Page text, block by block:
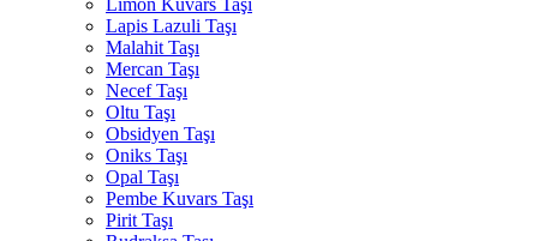
Limon Kuvars Taşı
Lapis Lazuli Taşı
Malahit Taşı
Mercan Taşı
Necef Taşı
Oltu Taşı
Obsidyen Taşı
Oniks Taşı
Opal Taşı
Pembe Kuvars Taşı
Pirit Taşı